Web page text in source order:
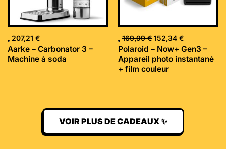
207,21 €
Aarke – Carbonator 3 –
Machine à soda
169,99€ 152,34 €
Polaroid – Now+ Gen3 –
Appareil photo instantané
+ film couleur
VOIR PLUS DE CADEAUX ✨